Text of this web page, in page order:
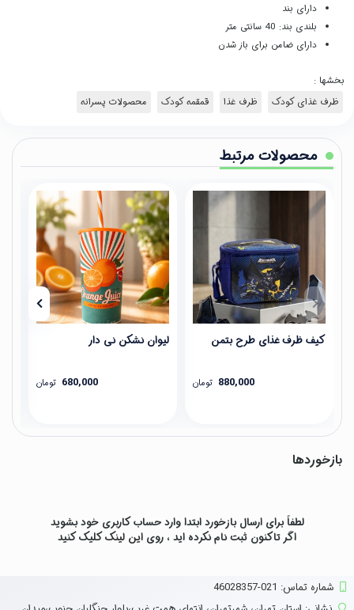
دارای بند
بلندی بند: 40 سانتی متر
دارای ضامن برای باز شدن
بخشها :
ظرف غذای کودک
ظرف غذا قمقمه کودک محصولات پسرانه
محصولات مرتبط
کیف ظرف غذای طرح بتمن
880,000 تومان
لیوان نشکن نی دار
680,000 تومان
بازخوردها
لطفاً برای ارسال بازخورد ابتدا وارد حساب کاربری خود بشوید
اگر تاکنون ثبت نام نکرده اید ، روی این لینککلیک کنید
شماره تماس‌: 021-46028357